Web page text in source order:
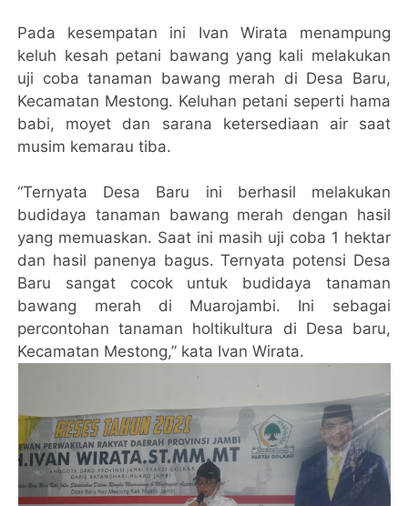
Pada kesempatan ini Ivan Wirata menampung
keluh kesah petani bawang yang kali melakukan
uji coba tanaman bawang merah di Desa Baru,
Kecamatan Mestong. Keluhan petani seperti hama
babi, moyet dan sarana ketersediaan air saat
musim kemarau tiba.
“Ternyata Desa Baru ini berhasil melakukan
budidaya tanaman bawang merah dengan hasil
yang memuaskan. Saat ini masih uji coba 1 hektar
dan hasil panenya bagus. Ternyata potensi Desa
Baru sangat cocok untuk budidaya tanaman
bawang merah di Muarojambi. Ini sebagai
percontohan tanaman holtikultura di Desa baru,
Kecamatan Mestong,” kata Ivan Wirata.